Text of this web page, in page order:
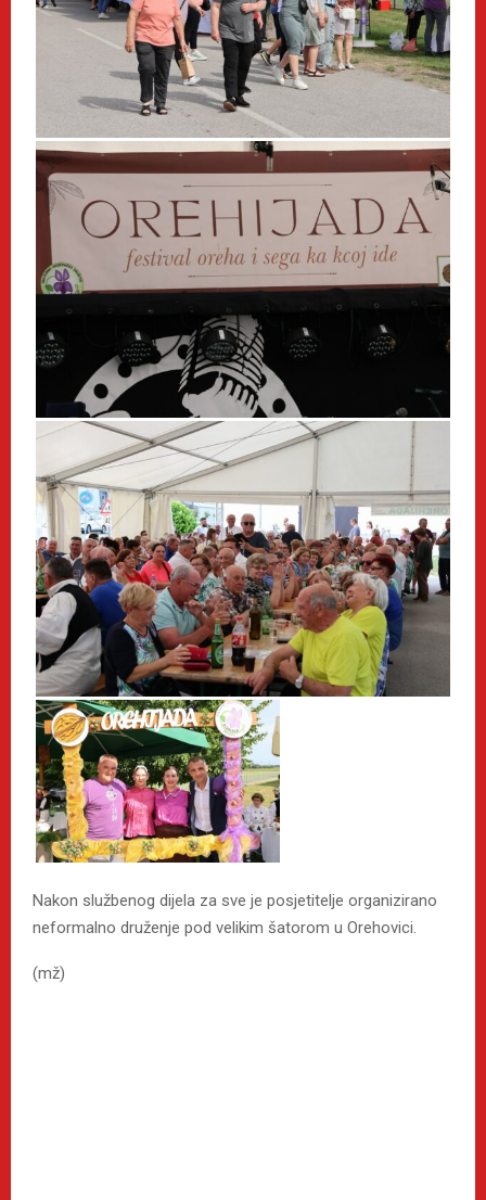
Nakon službenog dijela za sve je posjetitelje organizirano
neformalno druženje pod velikim šatorom u Orehovici.
(mž)